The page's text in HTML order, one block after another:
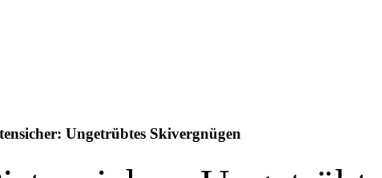
Ungetrübtes Skivergnügen